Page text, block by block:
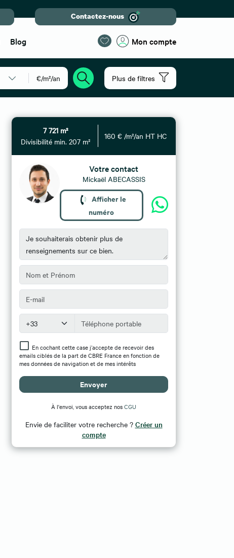
Contactez-nous
Blog Mon compte
€/m²/an Plus de filtres
7 721 m²
Divisibilité min. 207 m²
160 € /m²/an HT HC
Votre contact
Mickaël ABECASSIS
Afficher le
numéro
En cochant cette case j’accepte de recevoir des
emails ciblés de la part de CBRE France en fonction de
mes données de navigation et de mes intérêts
Envoyer
À l'envoi, vous acceptez nosCGU
Envie de faciliter votre recherche ? Créer un
compte